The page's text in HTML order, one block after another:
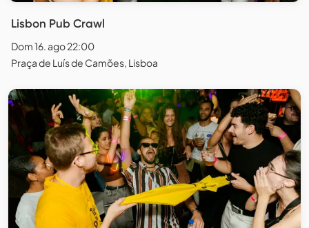
Lisbon Pub Crawl
Dom 16. ago 22:00
Praça de Luís de Camões, Lisboa